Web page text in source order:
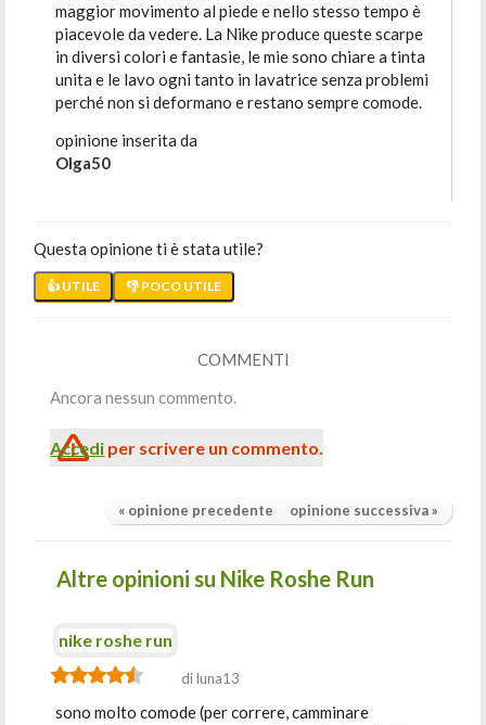
maggior movimento al piede e nello stesso tempo è
piacevole da vedere. La Nike produce queste scarpe
in diversi colori e fantasie, le mie sono chiare a tinta
unita e le lavo ogni tanto in lavatrice senza problemi
perché non si deformano e restano sempre comode.
opinione inserita da
Olga50
Questa opinione ti è stata utile?
👍 UTILE 👎 POCO UTILE
COMMENTI
Ancora nessun commento.
Accedi per scrivere un commento.
« opinione precedente opinione successiva »
Altre opinioni su Nike Roshe Run
nike roshe run
di luna13
sono molto comode (per correre, camminare